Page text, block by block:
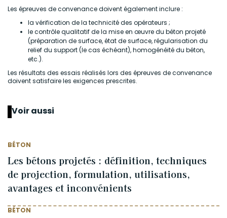
Les épreuves de convenance doivent également inclure :
la vérification de la technicité des opérateurs ;
le contrôle qualitatif de la mise en œuvre du béton projeté
(préparation de surface, état de surface, régularisation du
relief du support (le cas échéant), homogénéité du béton,
etc.).
Les résultats des essais réalisés lors des épreuves de convenance
doivent satisfaire les exigences prescrites.
Voir aussi
BÉTON
Les bétons projetés : définition, techniques
de projection, formulation, utilisations,
avantages et inconvénients
BÉTON